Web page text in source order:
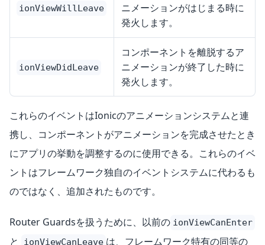
ionViewWillLeave
ニメーションがはじまる時に
発火します。
ionViewDidLeave
コンポーネントを離脱するア
ニメーションが終了した時に
発火します。
これらのイベントはIonicのアニメーションシステムと連
携し、コンポーネントがアニメーションを完成させたとき
にアプリの挙動を調整するのに使用できる。これらのイベ
ントはフレームワーク独自のイベントシステムに代わるも
のではなく、追加されたものです。
Router Guardsを扱うために、以前の ionViewCanEnter
と ionViewCanLeave は、フレームワーク特有の同等の